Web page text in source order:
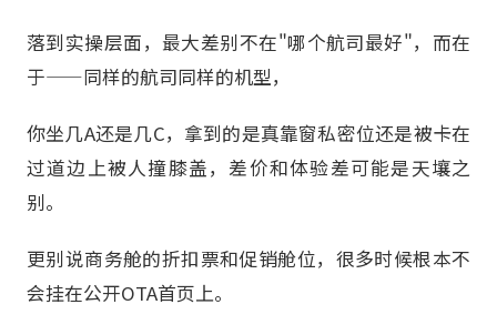
落到实操层面，最大差别不在"哪个航司最好"，而在
于——同样的航司同样的机型，
你坐几A还是几C，拿到的是真靠窗私密位还是被卡在
过道边上被人撞膝盖，差价和体验差可能是天壤之
别。
更别说商务舱的折扣票和促销舱位，很多时候根本不
会挂在公开OTA首页上。